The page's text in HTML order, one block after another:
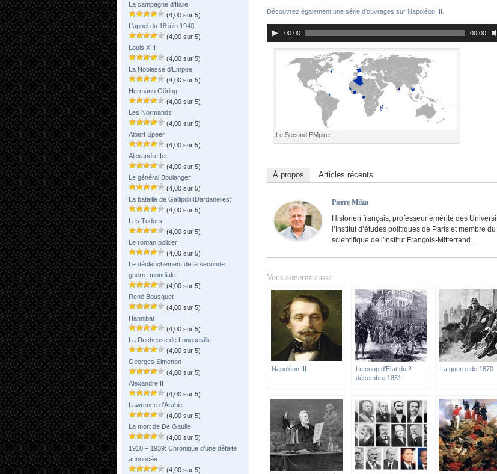
La campagne d’Italie
(4,00 sur 5)
L’appel du 18 juin 1940
(4,00 sur 5)
Louis XIII
(4,00 sur 5)
La Noblesse d’Empire
(4,00 sur 5)
Hermann Göring
(4,00 sur 5)
Les Normands
(4,00 sur 5)
Albert Speer
(4,00 sur 5)
Alexandre Ier
(4,00 sur 5)
Le général Boulanger
(4,00 sur 5)
La bataille de Gallipoli (Dardanelles)
(4,00 sur 5)
Les Tudors
(4,00 sur 5)
Le roman policer
(4,00 sur 5)
Le déclenchement de la seconde
guerre mondiale
(4,00 sur 5)
René Bousquet
(4,00 sur 5)
Hannibal
(4,00 sur 5)
La Duchesse de Longueville
(4,00 sur 5)
Georges Simenon
(4,00 sur 5)
Alexandre II
(4,00 sur 5)
Lawrence d’Arabie
(4,00 sur 5)
La mort de De Gaulle
(4,00 sur 5)
1918 – 1939: Chronique d’une défaite
annoncée
(4,00 sur 5)
Découvrez également une série d’ouvrages sur Napoléon III.
00:00 00:00
Le Second EMpire
À propos Articles récents
Pierre Milza
Historien français, professeur émérite des
l’Institut d’études politiques de Paris et membre du
scientifique de l'Institut François-Mitterrand.
Vous aimerez aussi:
Napoléon III
Le coup d’Etat du 2
décembre 1851
La guerre de 1870